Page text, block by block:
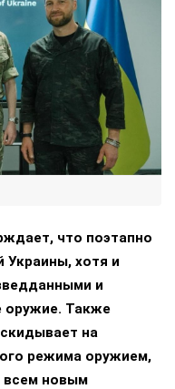
что поэтапно
хотя и
и
оружие. Также
на
режима оружием,
всем новым